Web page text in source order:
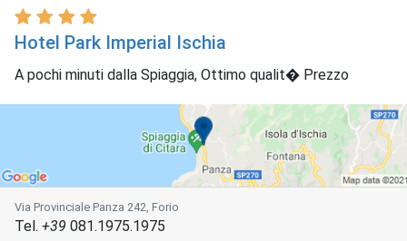
Hotel Park Imperial Ischia
A pochi minuti dalla Spiaggia, Ottimo qualit� Prezzo
Via Provinciale Panza 242, Forio
Tel. +39 081.1975.1975